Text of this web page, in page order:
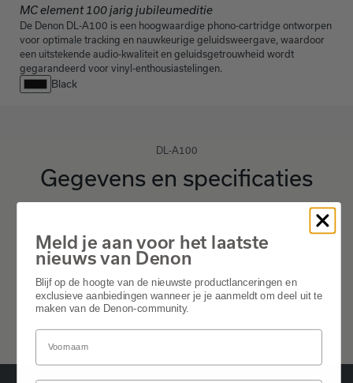
MC element 100 jarig jubileumeditie
De Denon DL-A100 is een hoogwaardige phono-cartridge ontworpen
voor optimale tracking en nauwkeurige geluidsweergave, waardoor
een uitstekende audio-kwaliteit en geluidsgetrouwheid wordt
gegarandeerd voor vinyl-enthousiastelingen.
Black
DL-A100
Gegevens en specificaties
Features
Alles uitklappen
Meld je aan voor het laatste
nieuws van Denon
Blijf op de hoogte van de nieuwste productlanceringen en
exclusieve aanbiedingen wanneer je je aanmeldt om deel uit te
maken van de Denon-community.